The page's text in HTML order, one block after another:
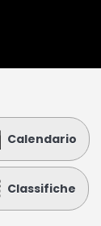
Calendario
Classifiche